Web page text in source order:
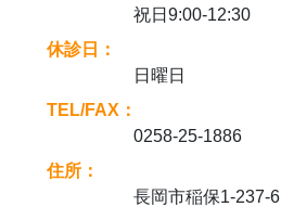
祝日9:00-12:30
休診日：
日曜日
TEL/FAX：
0258-25-1886
住所：
長岡市稲保1-237-6